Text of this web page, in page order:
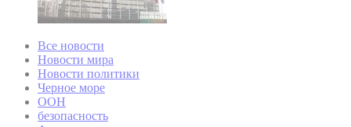
Все новости
Новости мира
Новости политики
Черное море
ООН
безопасность